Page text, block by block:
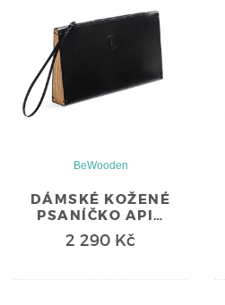
BeWooden
DÁMSKÉ KOŽENÉ
PSANÍČKO API…
2 290 Kč